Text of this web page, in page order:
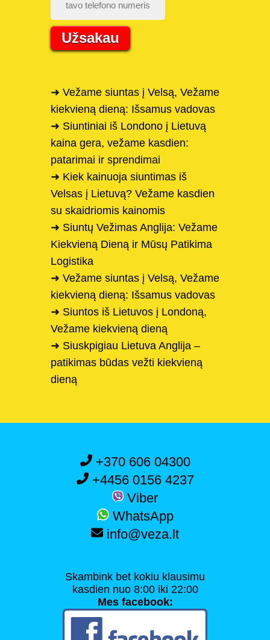
Užsakau
➜ Vežame siuntas į Velsą, Vežame
kiekvieną dieną: Išsamus vadovas
➜ Siuntiniai iš Londono į Lietuvą
kaina gera, vežame kasdien:
patarimai ir sprendimai
➜ Kiek kainuoja siuntimas iš
Velsas į Lietuvą? Vežame kasdien
su skaidriomis kainomis
➜ Siuntų Vežimas Anglija: Vežame
Kiekvieną Dieną ir Mūsų Patikima
Logistika
➜ Vežame siuntas į Velsą, Vežame
kiekvieną dieną: Išsamus vadovas
➜ Siuntos iš Lietuvos į Londoną,
Vežame kiekvieną dieną
➜ Siuskpigiau Lietuva Anglija –
patikimas būdas vežti kiekvieną
dieną
+370 606 04300
+4456 0156 4237
Viber
WhatsApp
info@veza.lt
Skambink bet kokiu klausimu
kasdien nuo 8:00 iki 22:00
Mes facebook: